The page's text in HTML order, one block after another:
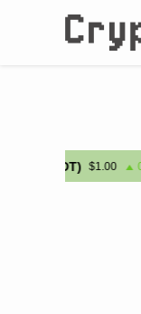
0.00%